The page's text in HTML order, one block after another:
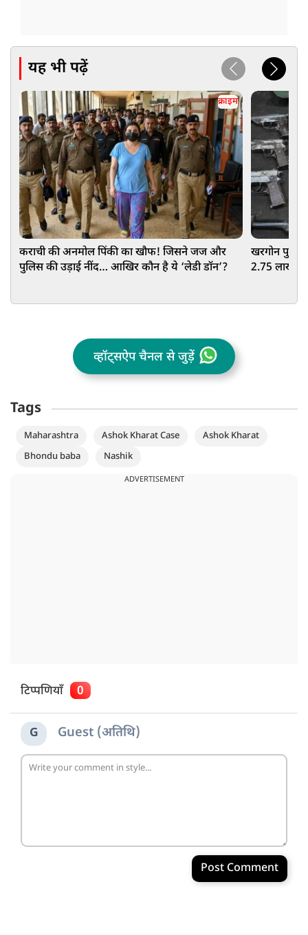
यह भी पढ़ें
क्राइम
कराची की अनमोल पिंकी का खौफ! जिसने जज और
पुलिस की उड़ाई नींद… आखिर कौन है ये ‘लेडी डॉन’?
खरगोन पुलिस
2.75 लाख
व्हॉट्सऐप चैनल से जुड़ें
Tags
Maharashtra Ashok Kharat Case
Ashok Kharat
Bhondu baba
Nashik
ADVERTISEMENT
टिप्पणियाँ 0
G Guest (अतिथि)
Post Comment